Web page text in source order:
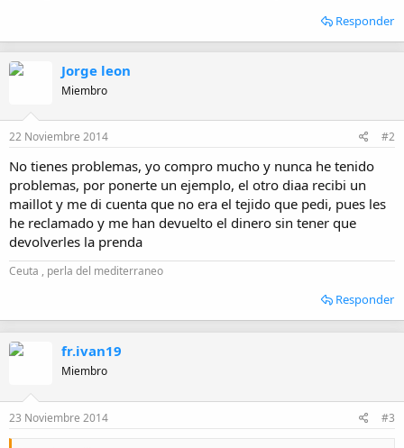
Responder
Jorge leon
Miembro
22 Noviembre 2014 #2
No tienes problemas, yo compro mucho y nunca he tenido
problemas, por ponerte un ejemplo, el otro diaa recibi un
maillot y me di cuenta que no era el tejido que pedi, pues les
he reclamado y me han devuelto el dinero sin tener que
devolverles la prenda
Ceuta , perla del mediterraneo
Responder
fr.ivan19
Miembro
23 Noviembre 2014 #3